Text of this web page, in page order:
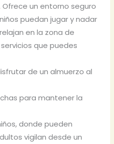
un entorno seguro
puedan jugar y nadar
en la zona de
que puedes
de un almuerzo al
para mantener la
donde pueden
vigilan desde un